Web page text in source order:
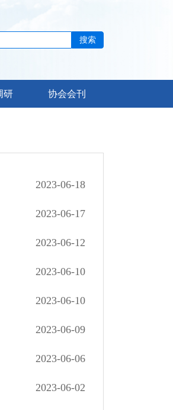
搜索
研 协会会刊
2023-06-18
2023-06-17
2023-06-12
2023-06-10
2023-06-10
2023-06-09
2023-06-06
2023-06-02